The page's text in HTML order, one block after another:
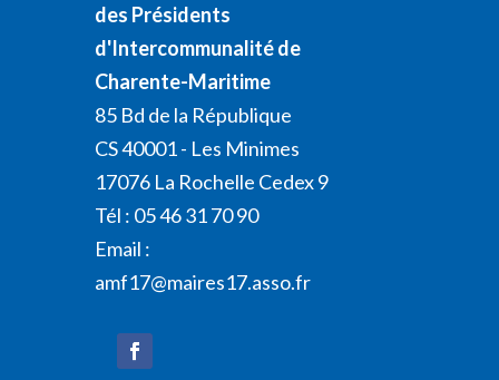
des Présidents
d'Intercommunalité de
Charente-Maritime
85 Bd de la République
CS 40001 - Les Minimes
17076 La Rochelle Cedex 9
Tél : 05 46 31 70 90
Email :
amf17@maires17.asso.fr